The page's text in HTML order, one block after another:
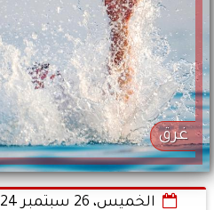
غرق
الخميس، 26 سبتمبر 2024